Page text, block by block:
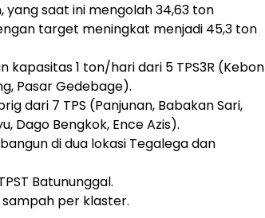
yang saat ini mengolah 34,63 ton
target meningkat menjadi 45,3 ton
kapasitas 1 ton/hari dari 5 TPS3R (Kebon
Pasar Gedebage).
dari 7 TPS (Panjunan, Babakan Sari,
Dago Bengkok, Ence Azis).
di dua lokasi Tegalega dan
Batununggal.
per klaster.